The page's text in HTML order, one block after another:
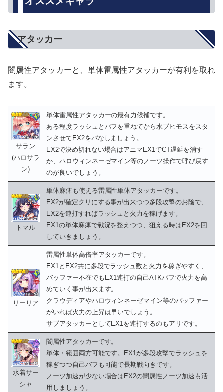
アタッカー
闇属性アタッカーと、単体雷属性アタッカーが有利を取れ
ます。
サラン
(ハロサラ
ン)
単体雷属性アタッカーの最有力候補です。
ある程度ラッシュとバフを重ねてから水ブヒモスをスタ
ンさせてEX2をパなしましょう。
EX2で決め切れない場合はアニマEX1でCT遅延を消す
か、ハロウィンネーゼマイン等のノーツ操作で呼び戻す
のが良いでしょう。
トマル
単体麻痺も使える雷属性単体アタッカーです。
EX2が確定クリにする事が出来つつ多段攻撃のお陰で、
EX2を連打すればラッシュと火力を稼げます。
EX1の単体麻痺で戦況を整えつつ、狙える時はEX2を回
していきましょう。
リーリア
雷属性単体高倍率アタッカーです。
EX1とEX2共に多段でラッシュ数と火力を稼ぎやすく、
バッファー不在でもEX1連打の自己ATKバフで火力を高
めていく事が出来ます。
クラウディアやハロウィンネーゼマイン等のバッファー
がいれば火力の上昇は早いでしょう。
サブアタッカーとしてEX1を連打するのもアリです。
水着サー
シャ
闇属性アタッカーです。
単体・範囲両方可能です。EX1が多段攻撃でラッシュを
稼ぎつつ自己バフも可能で長期戦向きです。
ノーツ加速が少ない場合はEX2の闇属性ノーツ加速も活
用しましょう。